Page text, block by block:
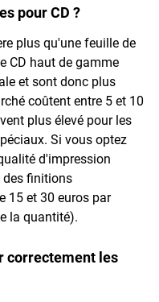
pour CD ?
plus qu'une feuille de
CD haut de gamme
et sont donc plus
coûtent entre 5 et 10
plus élevé pour les
Si vous optez
d'impression
des finitions
15 et 30 euros par
la quantité).
correctement les